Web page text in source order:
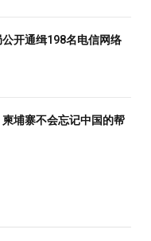
开通缉198名电信网络
埔寨不会忘记中国的帮